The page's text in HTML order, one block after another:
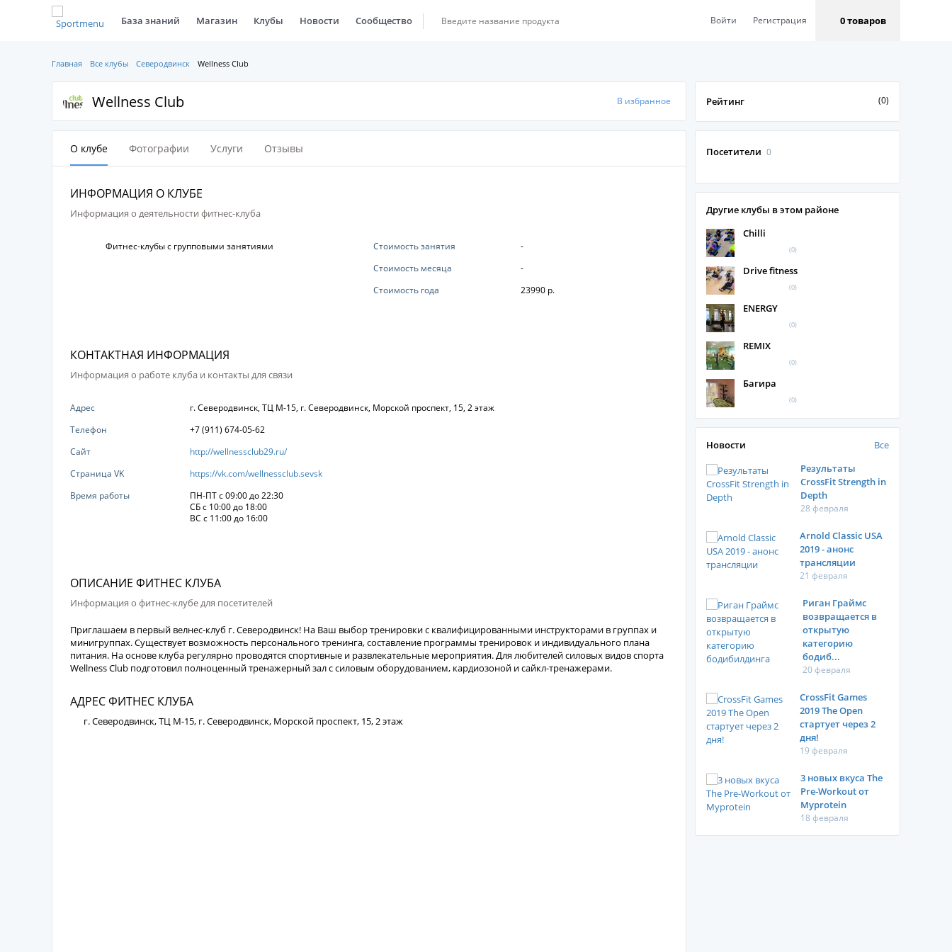
База знаний Магазин Клубы Новости Сообщество Войти Регистрация 0 товаров
Главная Все клубы Северодвинск Wellness Club
Wellness Club В избранное Рейтинг (0)
О клубе Фотографии Услуги Отзывы
ИНФОРМАЦИЯ О КЛУБЕ
Информация о деятельности фитнес-клуба
Фитнес-клубы с групповыми занятиями Стоимость занятия
-
Стоимость месяца
-
Стоимость года
23990 р.
КОНТАКТНАЯ ИНФОРМАЦИЯ
Информация о работе клуба и контакты для связи
Адрес
г. Северодвинск, ТЦ М-15, г. Северодвинск, Морской проспект, 15, 2 этаж
Телефон
+7 (911) 674-05-62
Сайт
http://wellnessclub29.ru/
Страница VK
https://vk.com/wellnessclub.sevsk
Время работы
ПН-ПТ с 09:00 до 22:30
СБ с 10:00 до 18:00
ВС с 11:00 до 16:00
ОПИСАНИЕ ФИТНЕС КЛУБА
Информация о фитнес-клубе для посетителей
Приглашаем в первый велнес-клуб г. Северодвинск! На Ваш выбор тренировки с квалифицированными инструкторами в группах и
минигруппах. Существует возможность персонального тренинга, составление программы тренировок и индивидуального плана
питания. На основе клуба регулярно проводятся спортивные и развлекательные мероприятия. Для любителей силовых видов спорта
Wellness Club подготовил полноценный тренажерный зал с силовым оборудованием, кардиозоной и сайкл-тренажерами.
АДРЕС ФИТНЕС КЛУБА
г. Северодвинск, ТЦ М-15, г. Северодвинск, Морской проспект, 15, 2 этаж
Посетители 0
Другие клубы в этом районе
Chilli
(0)
Drive fitness
(0)
ENERGY
(0)
REMIX
(0)
Багира
(0)
Новости
Все
Результаты
CrossFit Strength in
Depth
28 февраля
Arnold Classic USA
2019 - анонс
трансляции
21 февраля
Риган Граймс
возвращается в
открытую
категорию
бодиб...
20 февраля
CrossFit Games
2019 The Open
стартует через 2
дня!
19 февраля
3 новых вкуса The
Pre-Workout от
Myprotein
18 февраля